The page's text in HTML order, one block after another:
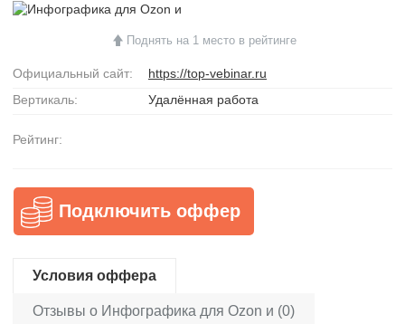
Поднять на 1 место в рейтинге
Официальный сайт:
https://top-vebinar.ru
Вертикаль:
Удалённая работа
Рейтинг:
Подключить оффер
Условия оффера
Отзывы о Инфографика для Ozon и (0)